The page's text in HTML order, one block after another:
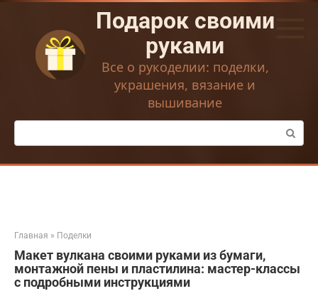
Перейти
контенту
Подарок своими
руками
Все о рукоделии: поделки,
украшения, вязание и
вышивание
Поиск:
Главная » Поделки
Макет вулкана своими руками из бумаги,
монтажной пены и пластилина: мастер-классы
с подробными инструкциями